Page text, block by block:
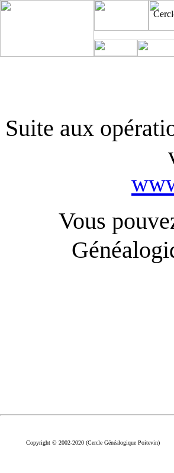
Suite aux
Vous
Copyright © 2002-2020 (Cercle Généalogique Poitevin)